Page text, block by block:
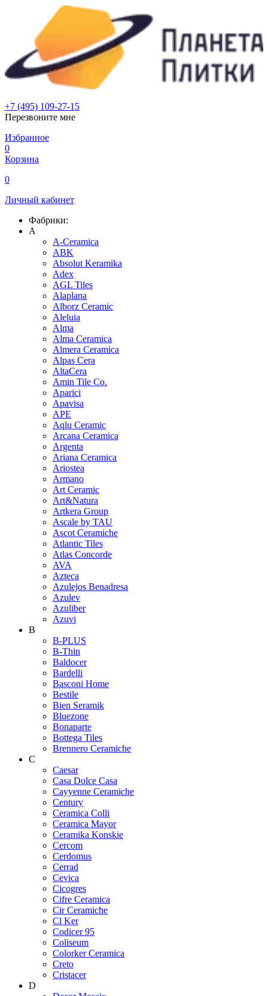
+7 (495) 109-27-15
Перезвоните мне
Избранное
0
Корзина
0
Личный кабинет
Фабрики:
A
A-Ceramica
ABK
Absolut Keramika
Adex
AGL Tiles
Alaplana
Alborz Ceramic
Aleluia
Alma
Alma Ceramica
Almera Ceramica
Alpas Cera
AltaCera
Amin Tile Co.
Aparici
Apavisa
APE
Aqlu Ceramic
Arcana Ceramica
Argenta
Ariana Ceramica
Ariostea
Armano
Art Ceramic
Art&Natura
Artkera Group
Ascale by TAU
Ascot Ceramiche
Atlantic Tiles
Atlas Concorde
AVA
Azteca
Azulejos Benadresa
Azulev
Azuliber
Azuvi
B
B-PLUS
B-Thin
Baldocer
Bardelli
Basconi Home
Bestile
Bien Seramik
Bluezone
Bonaparte
Bottega Tiles
Brennero Ceramiche
C
Caesar
Casa Dolce Casa
Cayyenne Ceramiche
Century
Ceramica Colli
Ceramica Mayor
Ceramika Konskie
Cercom
Cerdomus
Cerrad
Cevica
Cicogres
Cifre Ceramica
Cir Ceramiche
Cl Ker
Codicer 95
Coliseum
Colorker Ceramica
Creto
Cristacer
D